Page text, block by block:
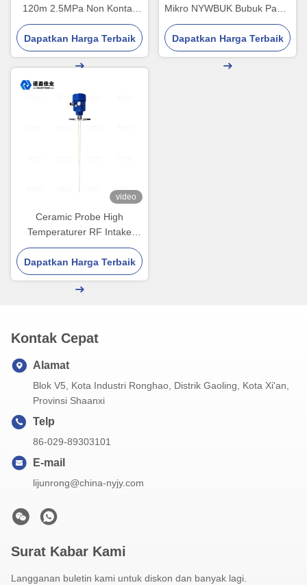
120m 2.5MPa Non Kontak
Exia IICT6
Dapatkan Harga Terbaik
Mikro NYWBUK Bubuk Padat
2.5MPa IP67
Dapatkan Harga Terbaik
video
Ceramic Probe High
Temperaturer RF Intake
Level Switch 500mm Level
Sensor
Dapatkan Harga Terbaik
Kontak Cepat
Alamat
Blok V5, Kota Industri Ronghao, Distrik Gaoling, Kota Xi'an,
Provinsi Shaanxi
Telp
86-029-89303101
E-mail
lijunrong@china-nyjy.com
Surat Kabar Kami
Langganan buletin kami untuk diskon dan banyak lagi.